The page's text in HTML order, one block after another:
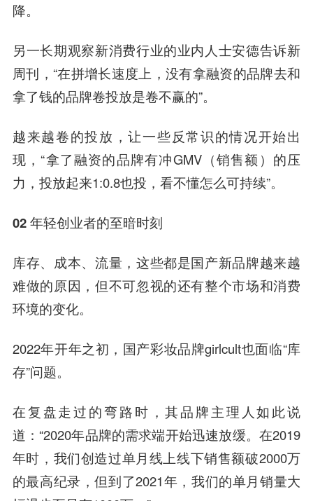
降。
另一长期观察新消费行业的业内人士安德告诉新
周刊，“在拼增长速度上，没有拿融资的品牌去和
拿了钱的品牌卷投放是卷不赢的”。
越来越卷的投放，让一些反常识的情况开始出
现，“拿了融资的品牌有冲GMV（销售额）的压
力，投放起来1:0.8也投，看不懂怎么可持续”。
02 年轻创业者的至暗时刻
库存、成本、流量，这些都是国产新品牌越来越
难做的原因，但不可忽视的还有整个市场和消费
环境的变化。
2022年开年之初，国产彩妆品牌girlcult也面临“库
存”问题。
在复盘走过的弯路时，其品牌主理人如此说
道：“2020年品牌的需求端开始迅速放缓。在2019
年时，我们创造过单月线上线下销售额破2000万
的最高纪录，但到了2021年，我们的单月销量大